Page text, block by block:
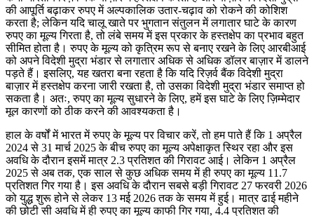
की आपूर्ति बढ़ाकर रुपए में अल्पकालिक उतार-चढ़ाव को रोकने की कोशिश
करता है; लेकिन यदि चालू खाते पर भुगतान संतुलन में लगातार घाटे के कारण
रुपए का मूल्य गिरता है, तो लंबे समय में इस प्रकार के हस्तक्षेप का प्रभाव बहुत
सीमित होता है। रुपए के मूल्य को कृत्रिम रूप से बनाए रखने के लिए आरबीआई
को अपने विदेशी मुद्रा भंडार से लगातार अधिक से अधिक डॉलर बाज़ार में डालने
पड़ते हैं। इसलिए, यह खतरा बना रहता है कि यदि रिज़र्व बैंक विदेशी मुद्रा
बाज़ार में हस्तक्षेप करना जारी रखता है, तो उसका विदेशी मुद्रा भंडार समाप्त हो
सकता है। अतः, रुपए का मूल्य सुधारने के लिए, हमें इस घाटे के लिए ज़िम्मेदार
मूल कारणों को ठीक करने की आवश्यकता है।
हाल के वर्षों में भारत में रुपए के मूल्य पर विचार करें, तो हम पाते हैं कि 1 अप्रैल
2024 से 31 मार्च 2025 के बीच रुपए का मूल्य अपेक्षाकृत स्थिर रहा और इस
अवधि के दौरान इसमें मात्र 2.3 प्रतिशत की गिरावट आई। लेकिन 1 अप्रैल
2025 से अब तक, एक साल से कुछ अधिक समय में ही रुपए का मूल्य 11.7
प्रतिशत गिर गया है। इस अवधि के दौरान सबसे बड़ी गिरावट 27 फरवरी 2026
को युद्ध शुरू होने से लेकर 13 मई 2026 तक के समय में हुई। मात्र ढाई महीने
की छोटी सी अवधि में ही रुपए का मूल्य काफी गिर गया, 4.4 प्रतिशत की